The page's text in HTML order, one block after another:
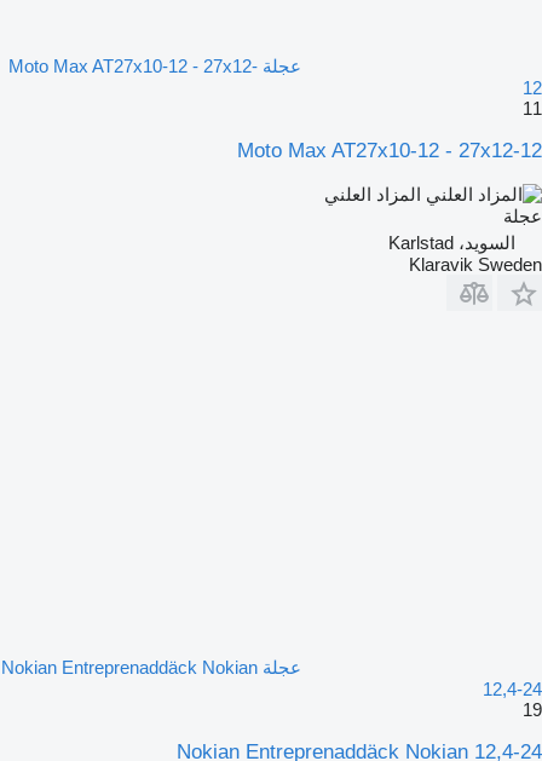
عجلة Moto Max AT27x10-12 - 27x12-
12
11
Moto Max AT27x10-12 - 27x12-12
المزاد العلني
عجلة
السويد، Karlstad
Klaravik Sweden
عجلة Nokian Entreprenaddäck Nokian
12,4-24
19
Nokian Entreprenaddäck Nokian 12,4-24